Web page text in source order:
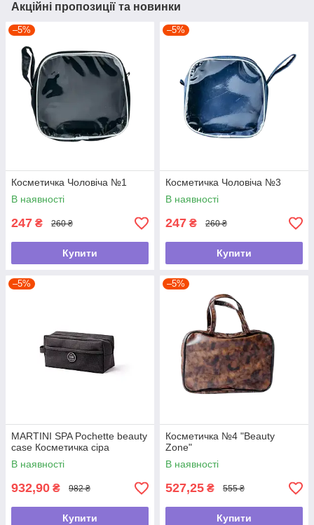
Акційні пропозиції та новинки
–5%
Косметичка Чоловіча №1
В наявності
247 ₴ 260 ₴
Купити
–5%
Косметичка Чоловіча №3
В наявності
247 ₴ 260 ₴
Купити
–5%
MARTINI SPA Pochette beauty
case Косметичка сіра
В наявності
932,90 ₴ 982 ₴
Купити
–5%
Косметичка №4 "Beauty
Zone"
В наявності
527,25 ₴ 555 ₴
Купити